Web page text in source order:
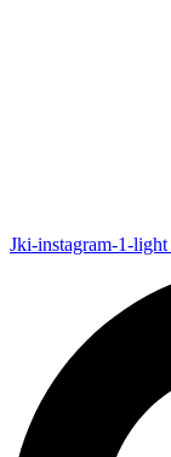
Jki-instagram-1-light